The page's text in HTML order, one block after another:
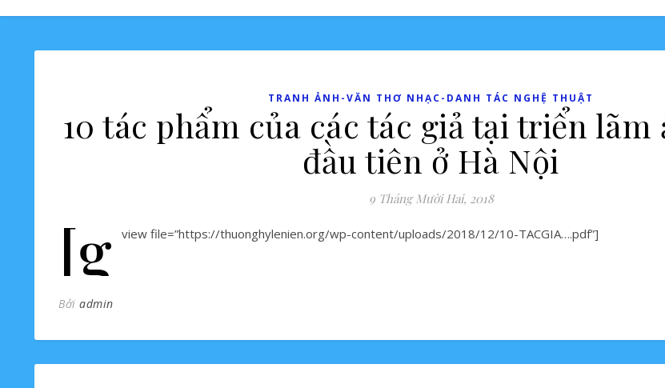
TRANH ẢNH-VĂN THƠ NHẠC-DANH TÁC NGHỆ THUẬT
10 tác phẩm của các tác giả tại triển lãm
đầu tiên ở Hà Nội
9 Tháng Mười Hai, 2018
[g view file=”https://thuonghylenien.org/wp-content/uploads/2018/12/10-TACGIA….pdf”]
Bởi admin